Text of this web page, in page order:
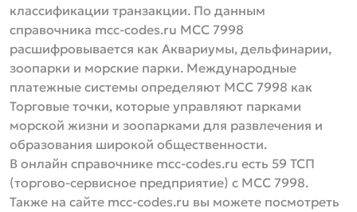
классификации транзакции. По данным
справочника mcc-codes.ru MCC 7998
расшифровывается как Аквариумы, дельфинарии,
зоопарки и морские парки. Международные
платежные системы определяют МСС 7998 как
Торговые точки, которые управляют парками
морской жизни и зоопарками для развлечения и
образования широкой общественности.
В онлайн справочнике mcc-codes.ru есть 59 ТСП
(торгово-сервисное предприятие) с MCC 7998.
Также на сайте mcc-codes.ru вы можете посмотреть